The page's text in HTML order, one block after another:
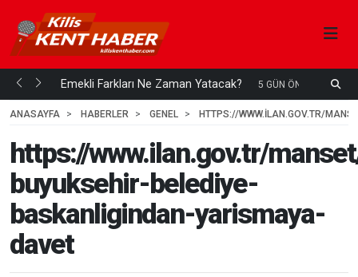
mi... Emekli Farkları Ne Zaman Yatacak? 5 GÜN ÖNCE
ANASAYFA
HABERLER GENEL HTTPS://WWW.ILAN.GOV.TR/
https://www.ilan.gov.tr/
buyuksehir-belediye-
baskanligindan-yarismaya-
davet